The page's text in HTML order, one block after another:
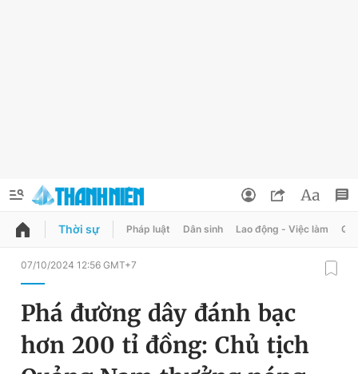
QUẢNG CÁO
Chuyên mục
Đổi mật khẩu
Tin đã lưu
Thời sự Pháp luật Dân sinh Lao động - Việc làm
07/10/2024 12:56 GMT+7
Phá đường dây đánh bạc
hơn 200 tỉ đồng: Chủ tịch